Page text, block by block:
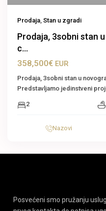
Prodaja, Stan u zgradi
Prodaja, 3sobni stan
c...
358,500€ EUR
Prodaja, 3sobni stan u
Predstavljamo jedinstveni
2
Nazovi
Posvećeni smo pružanju